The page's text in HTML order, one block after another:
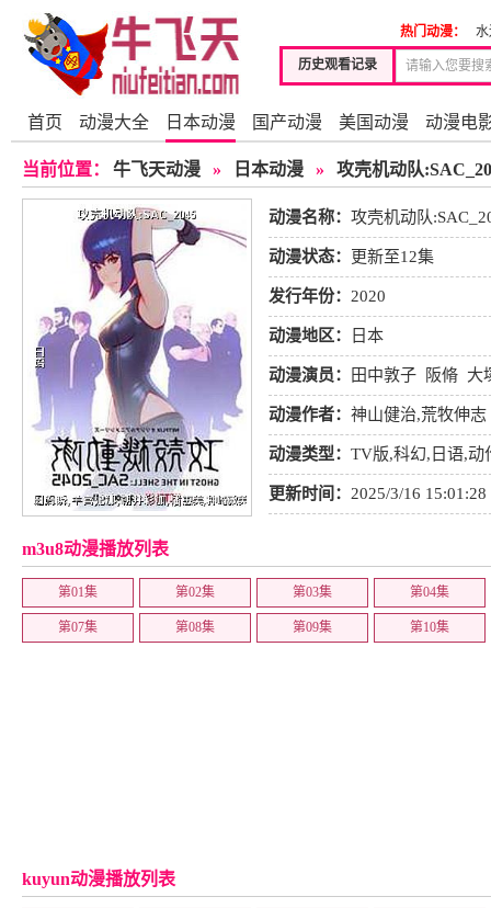
历史观看记录
热门动漫：
首页 动漫大全 日本动漫 国产动漫 美国动漫 动漫电
当前位置： 牛飞天动漫 » 日本动漫 » 攻壳机动队
动漫名称： 攻壳机动队
动漫状态： 更新至12集
发行年份： 2020
动漫地区： 日本
动漫演员： 田中敦子 阪脩 大
透 小野冢贵志 山口太郎 玉
动漫作者： 神山健治,荒牧伸志
动漫类型： TV版,科幻, 日语,动
更新时间： 2025/3/16 15:01:28
m3u8动漫播放列表
第01集 第02集 第03集 第04集
第07集 第08集 第09集 第10集
kuyun动漫播放列表